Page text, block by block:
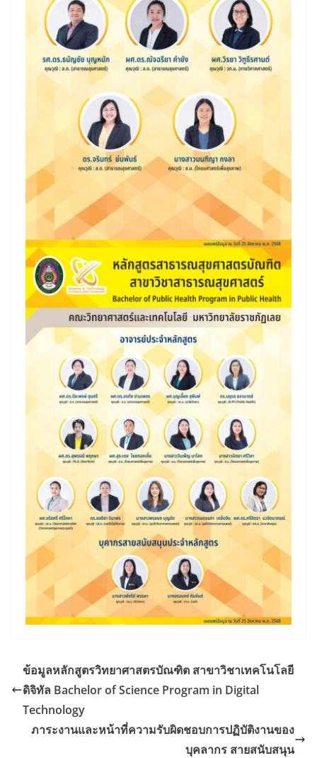
ข้อมูลหลักสูตรวิทยาศาสตรบัณฑิต สาขาวิชาเทคโนโลยี
ดิจิทัล Bachelor of Science Program in Digital
Technology
ภาระงานและหน้าที่ความรับผิดชอบการปฏิบัติงานของ
บุคลากร สายสนับสนุน